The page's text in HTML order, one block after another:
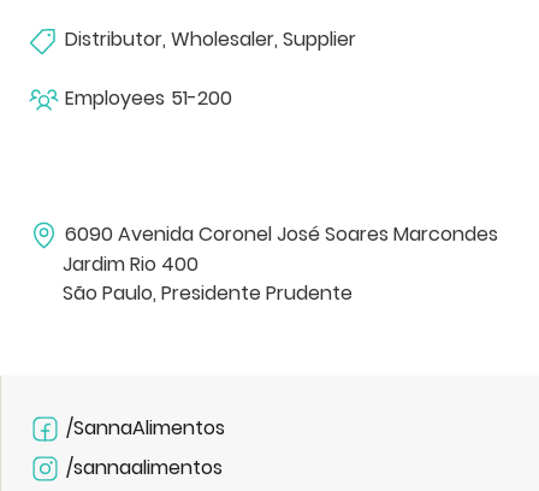
Distributor, Wholesaler, Supplier
Employees 51-200
6090 Avenida Coronel José Soares Marcondes
Jardim Rio 400
São Paulo, Presidente Prudente
/SannaAlimentos
/sannaalimentos